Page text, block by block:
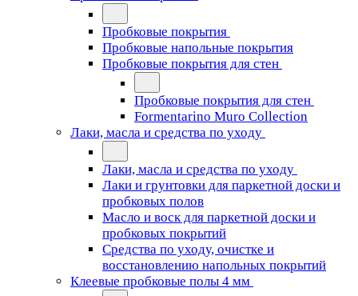
Пробковые покрытия
Пробковые напольные покрытия
Пробковые покрытия для стен
Пробковые покрытия для стен
Formentarino Muro Collection
Лаки, масла и средства по уходу
Лаки, масла и средства по уходу
Лаки и грунтовки для паркетной доски и
пробковых полов
Масло и воск для паркетной доски и
пробковых покрытий
Средства по уходу, очистке и
восстановлению напольных покрытий
Клеевые пробковые полы 4 мм